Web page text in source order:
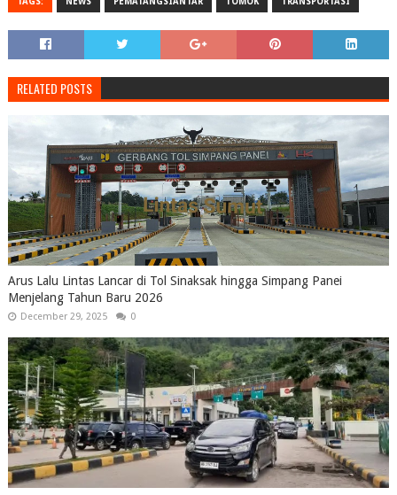
RELATED POSTS
Arus Lalu Lintas Lancar di Tol Sinaksak hingga Simpang Panei
Menjelang Tahun Baru 2026
December 29, 2025 0